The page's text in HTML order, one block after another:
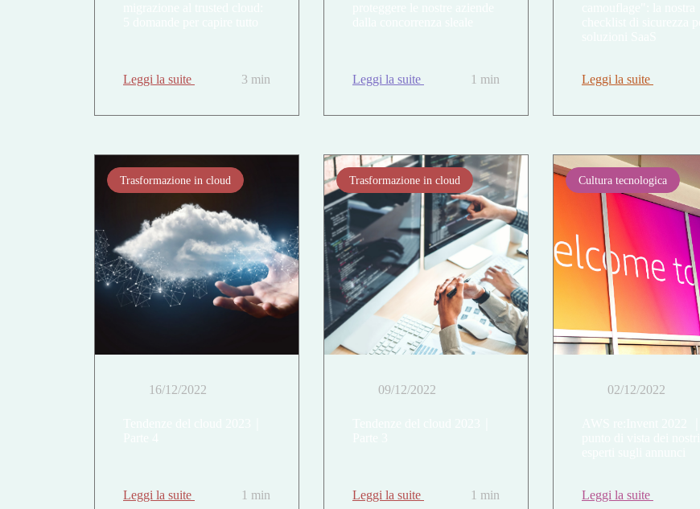
Leggi la suite 3 min Leggi la suite 1 min Leggi la suite
Trasformazione in cloud
16/12/2022
Leggi la suite 1 min
Trasformazione in cloud
09/12/2022
Leggi la suite 1 min
Cultura tecnologica
02/12/2022
Leggi la suite